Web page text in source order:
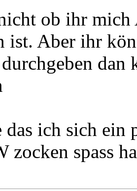
ob ihr
ist. Aber ihr
dan
ich sich ein
zocken spass